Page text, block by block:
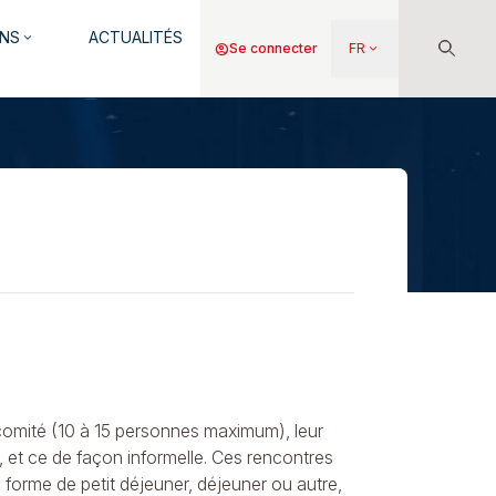
keyboard_arrow_down ACTUALITÉS
Menu
compte
account_circleSe connecter FR keyboard_arrow_down
(10 à 15 personnes maximum), leur
ce de façon informelle. Ces rencontres
de petit déjeuner, déjeuner ou autre,